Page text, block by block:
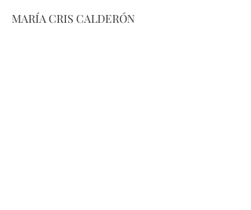
MARÍA CRIS CALDERÓN